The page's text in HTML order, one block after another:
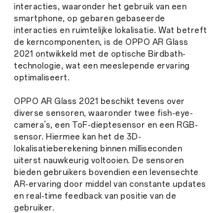
interacties, waaronder het gebruik van een
smartphone, op gebaren gebaseerde
interacties en ruimtelijke lokalisatie. Wat betreft
de kerncomponenten, is de OPPO AR Glass
2021 ontwikkeld met de optische Birdbath-
technologie, wat een meeslepende ervaring
optimaliseert.
OPPO AR Glass 2021 beschikt tevens over
diverse sensoren, waaronder twee fish-eye-
camera’s, een ToF-dieptesensor en een RGB-
sensor. Hiermee kan het de 3D-
lokalisatieberekening binnen milliseconden
uiterst nauwkeurig voltooien. De sensoren
bieden gebruikers bovendien een levensechte
AR-ervaring door middel van constante updates
en real-time feedback van positie van de
gebruiker.